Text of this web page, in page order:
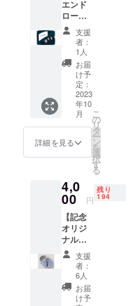
エンド
ロール
にお名
前掲
載！】
「ヒア
シン
ス」の
エンド
ロール
に「映
画支援
者のみ
なさ
名前を
掲載さ
せてい
ただき
ます。
※エン
ドロー
ルに掲
載させ
ていた
だく お
支援
者：
1人
お届
け予
定：
2023
年10
月
詳細を見る
こ
の
リ
タ
ー
ン
を
選
択
す
る
4,0
00 円
残り
194
【記念
オリジ
ナル缶
バッ
ジ】＋
【作品
エンド
ロール
支援
者：
6人
お届
け予